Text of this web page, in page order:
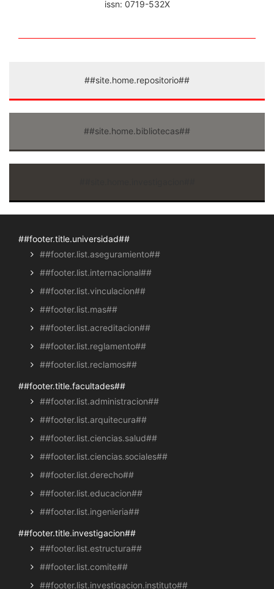
issn: 0719-532X
##site.home.repositorio##
##site.home.bibliotecas##
##footer.title.universidad##
##footer.list.aseguramiento##
##footer.list.internacional##
##footer.list.vinculacion##
##footer.list.mas##
##footer.list.acreditacion##
##footer.list.reglamento##
##footer.list.reclamos##
##footer.title.facultades##
##footer.list.administracion##
##footer.list.arquitecura##
##footer.list.ciencias.salud##
##footer.list.ciencias.sociales##
##footer.list.derecho##
##footer.list.educacion##
##footer.list.ingenieria##
##footer.title.investigacion##
##footer.list.estructura##
##footer.list.comite##
##footer.list.investigacion.instituto##